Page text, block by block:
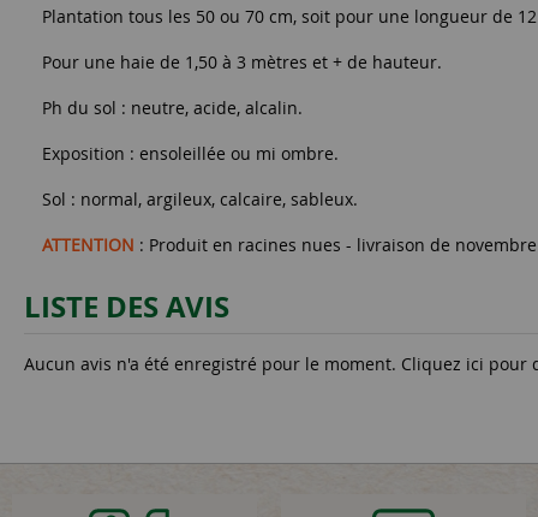
Plantation tous les 50 ou 70 cm, soit pour une longueur de
Pour une haie de 1,50 à 3 mètres et + de hauteur.
Ph du sol : neutre, acide, alcalin.
Exposition : ensoleillée ou mi ombre.
Sol : normal, argileux, calcaire, sableux.
ATTENTION : Produit en racines nues - livraison de
LISTE DES AVIS
Aucun avis n'a été enregistré pour le moment. Cliquez ici pour